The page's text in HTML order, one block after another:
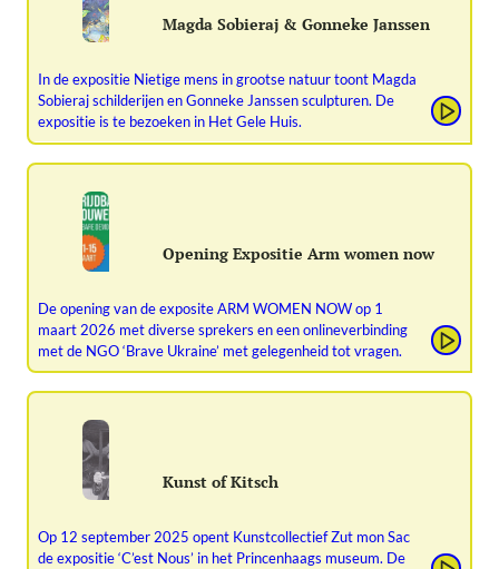
Magda Sobieraj & Gonneke Janssen
In de expositie Nietige mens in grootse natuur toont Magda
Sobieraj schilderijen en Gonneke Janssen sculpturen. De
expositie is te bezoeken in Het Gele Huis.
Opening Expositie Arm women now
De opening van de exposite ARM WOMEN NOW op 1
maart 2026 met diverse sprekers en een onlineverbinding
met de NGO ‘Brave Ukraine’ met gelegenheid tot vragen.
Kunst of Kitsch
Op 12 september 2025 opent Kunstcollectief Zut mon Sac
de expositie ‘C’est Nous’ in het Princenhaags museum. De